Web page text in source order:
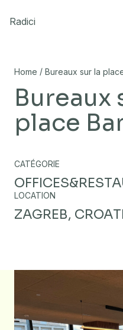
Radici
Home / Bureaux sur la
Bureaux
place
CATÉGORIE
LOCATION
ZAGREB,